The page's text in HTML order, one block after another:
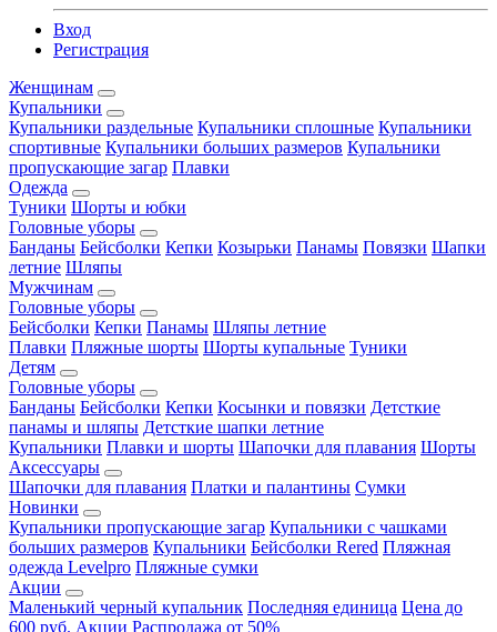
Вход
Регистрация
Женщинам
Купальники
Купальники раздельные Купальники сплошные Купальники
спортивные Купальники больших размеров Купальники
пропускающие загар Плавки
Одежда
Туники Шорты и юбки
Головные уборы
Банданы Бейсболки Кепки Козырьки Панамы Повязки Шапки
летние Шляпы
Мужчинам
Головные уборы
Бейсболки Кепки Панамы Шляпы летние
Плавки Пляжные шорты Шорты купальные Туники
Детям
Головные уборы
Банданы Бейсболки Кепки Косынки и повязки Детсткие
панамы и шляпы Детсткие шапки летние
Купальники Плавки и шорты Шапочки для плавания Шорты
Аксессуары
Шапочки для плавания Платки и палантины Сумки
Новинки
Купальники пропускающие загар Купальники с чашками
больших размеров Купальники Бейсболки Rered Пляжная
одежда Levelpro Пляжные сумки
Акции
Маленький черный купальник Последняя единица Цена до
600 руб. Акции Распродажа от 50%